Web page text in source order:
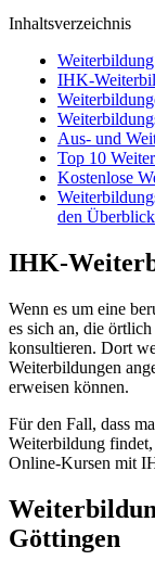
Inhaltsverzeichnis
IHK-
Aus- und
Top 10
Kostenlose
den Überblick
IHK-
Wenn es um eine
es sich an, die
konsultieren. Dort
Weiterbildungen
erweisen können.
Für den Fall, dass
Weiterbildung findet,
Online-Kursen mit
Göttingen